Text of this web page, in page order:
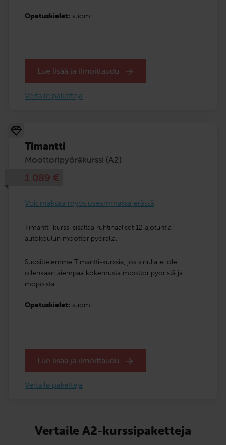
Opetuskielet: suomi
Lue lisää ja ilmoittaudu
Vertaile paketteja
Timantti
Moottoripyöräkurssi (A2)
1 089 €
Voit maksaa myös useammassa erässä
Timantti-kurssi sisältää ruhtinaaliset 12 ajotuntia
autokoulun moottoripyörällä.
Suosittelemme Timantti-kurssia, jos sinulla ei ole
ollenkaan aiempaa kokemusta moottoripyöristä ja
mopoista.
Opetuskielet: suomi
Lue lisää ja ilmoittaudu
Vertaile paketteja
Vertaile A2-kurssipaketteja